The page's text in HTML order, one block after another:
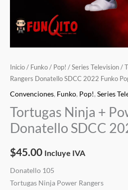
Inicio / Funko / Pop! / Series Television /
Rangers Donatello SDCC 2022 Funko
Convenciones, Funko, Pop!, Series
Tortugas Ninja +
Donatello SDCC
$45.00 Incluye IVA
Donatello 105
Tortugas Ninja Power Rangers